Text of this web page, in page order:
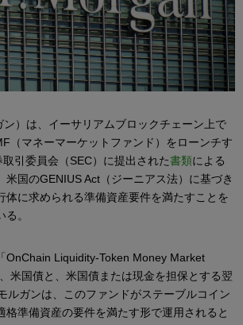
）は、イーサリアムブロックチェーン上で
（マネーマーケットファンド）をローンチす
引委員会（SEC）に提出された書類による
米国のGENIUS Act（ジーニアス法）に基づき
体に求められる準備資産要件を満たすことを
。
OnChain Liquidity-Token Money Market
米国債と、米国債または現金を担保とする翌
ルガンは、このファンドがステーブルコイン
格準備資産の要件を満たす形で運用されると